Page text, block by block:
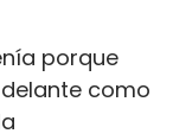
porque
como